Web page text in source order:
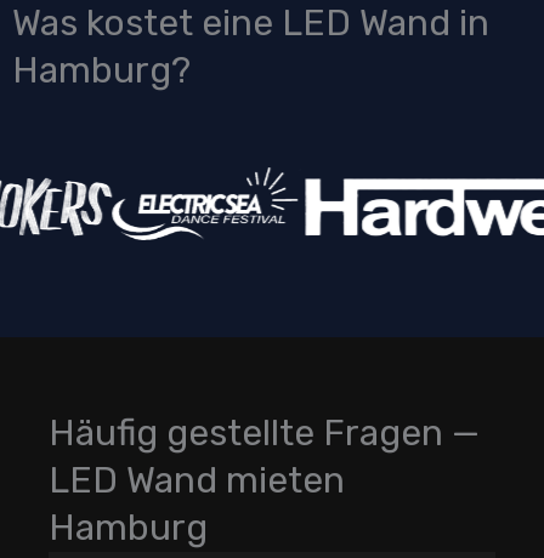
Was kostet eine LED Wand in
Hamburg?
Häufig gestellte Fragen —
LED Wand mieten
Hamburg